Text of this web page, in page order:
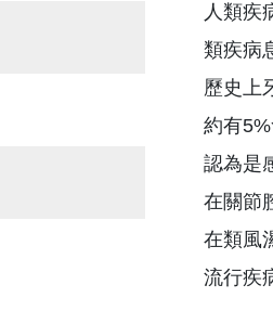
人類疾
類疾病
歷史上
約有
認為是
在關節
在類風
流行疾